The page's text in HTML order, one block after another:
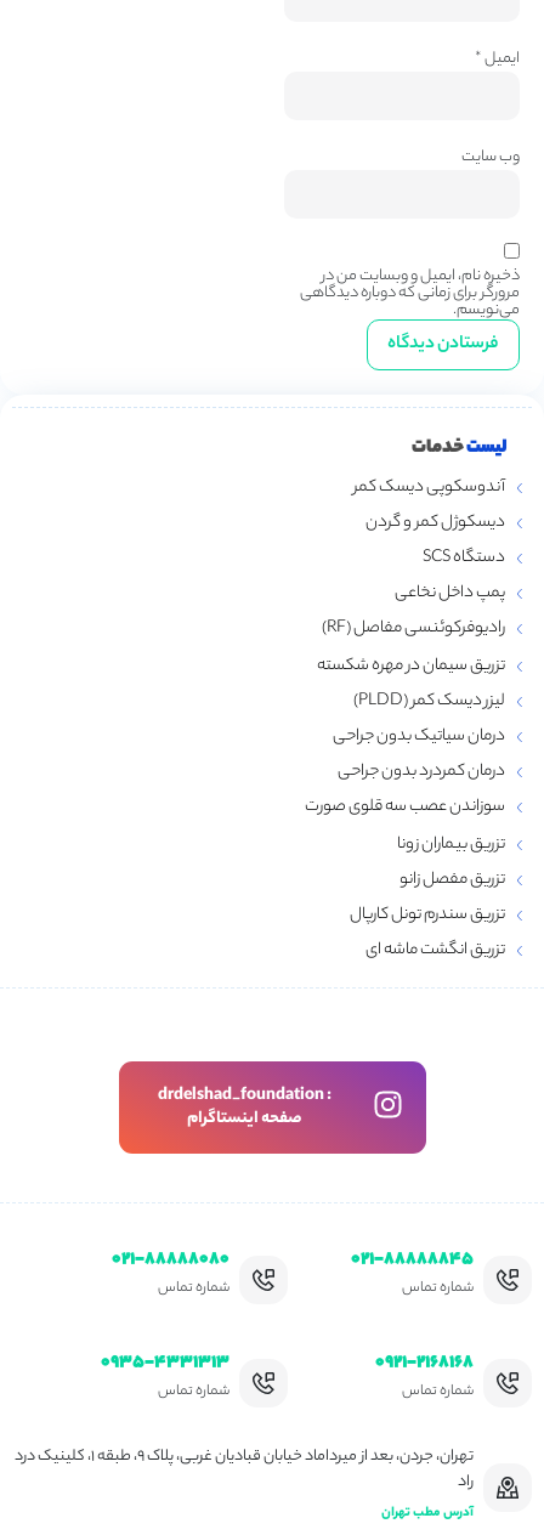
ایمیل*
وب‌ سایت
ذخیره نام، ایمیل و وبسایت من در
مرورگر برای زمانی که دوباره دیدگاهی
می‌نویسم.
لیستخدمات
آندوسکوپی دیسک کمر
دیسکوژل کمر و گردن
دستگاه SCS
پمپ داخل نخاعی
رادیوفرکوئنسی مفاصل (RF)
تزریق سیمان در مهره شکسته
لیزر دیسک کمر (PLDD)
درمان سیاتیک بدون جراحی
درمان کمردرد بدون جراحی
سوزاندن عصب سه قلوی صورت
تزریق بیماران زونا
تزریق مفصل زانو
تزریق سندرم تونل کارپال
تزریق انگشت ماشه‌ ای
drdelshad_foundation :
صفحه اینستاگرام
۰۲۱-۸۸۸۸۸۸۴۵
شماره تماس
۰۲۱-۸۸۸۸۸۰۸۰
شماره تماس
۰۹۲۱-۲۱۶۸۱۶۸
شماره تماس
۰۹۳۵-۴۳۳۱۳۱۳
شماره تماس
تهران، جردن، بعد از میرداماد خیابان قبادیان غربی، پلاک ۹، طبقه ۱، کلینیک درد
راد
آدرس مطب تهران